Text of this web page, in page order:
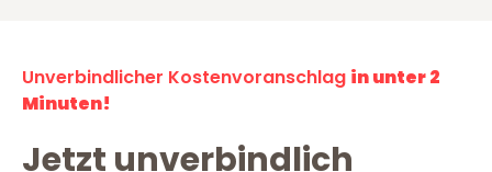
Unverbindlicher Kostenvoranschlag in unter 2
Minuten!
Jetzt unverbindlich